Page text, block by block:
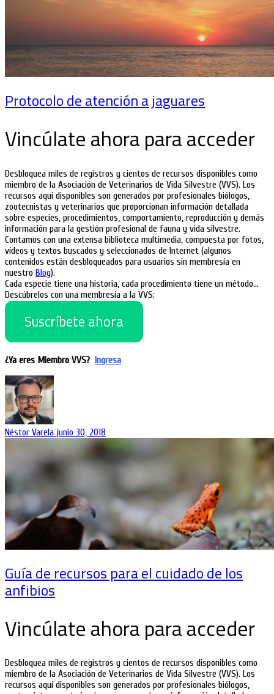
Protocolo de atención a jaguares
Vincúlate ahora para acceder
Desbloquea miles de registros y cientos de recursos disponibles como
miembro de la Asociación de Veterinarios de Vida Silvestre (VVS). Los
recursos aquí disponibles son generados por profesionales biólogos,
zootecnistas y veterinarios que proporcionan información detallada
sobre especies, procedimientos, comportamiento, reproducción y demás
información para la gestión profesional de fauna y vida silvestre.
Contamos con una extensa biblioteca multimedia, compuesta por fotos,
vídeos y textos buscados y seleccionados de Internet (algunos
contenidos están desbloqueados para usuarios sin membresía en
nuestro Blog).
Cada especie tiene una historia, cada procedimiento tiene un método…
Descúbrelos con una membresía a la VVS:
Suscríbete ahora
¿Ya eres Miembro VVS? Ingresa
Néstor Varela junio 30, 2018
Guía de recursos para el cuidado de los
anfibios
Vincúlate ahora para acceder
Desbloquea miles de registros y cientos de recursos disponibles como
miembro de la Asociación de Veterinarios de Vida Silvestre (VVS). Los
recursos aquí disponibles son generados por profesionales biólogos,